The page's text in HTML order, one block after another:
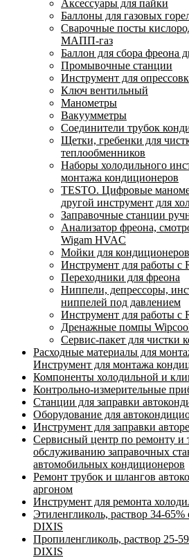
Аксессуары для пайки
Баллоны для газовых
Сварочные посты
МАПП-газ
Баллон для сбора фреона
Промывочные станции
Инструмент для
Ключ вентильный
Манометры
Вакуумметры
Соединители трубок
Щетки, гребенки для
теплообменников
Наборы холодильного
монтажа кондиционеров
TESTO. Цифровые
другой инструмент для
Заправочные станции
Анализатор фреона,
Wigam HVAC
Мойки для
Инструмент для работы с
Переходники для фреона
Ниппели, депрессоры,
ниппелей под давлением
Инструмент для работы с
Дренажные помпы
Сервис-пакет для чистки
Расходные материалы для
Инструмент для монтажа
Компоненты холодильной и
Контрольно-измерительные
Станции для заправки
Оборудование для
Инструмент для заправки
Сервисный центр по ремонту и
обслуживанию заправочных
автомобильных кондиционеров
Ремонт трубок и шлангов
аргоном
Инструмент для ремонта
Этиленгликоль, раствор 34-
DIXIS
Пропиленгликоль, раствор 25-
DIXIS